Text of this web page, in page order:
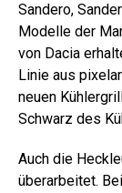
Sandero,
Modelle der
von Dacia
Linie aus
neuen
Schwarz des
Auch die
überarbeitet.